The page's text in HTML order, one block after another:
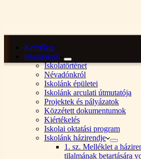
Kezdőlap
Iskolánkról
Iskolatörténet
Névadónkról
Iskolánk épületei
Iskolánk arculati útmutatója
Projektek és pályázatok
Közzétett dokumentumok
Kiértékelés
Iskolai oktatási program
Iskolánk házirendje
1. sz. Melléklet a
tilalmának betartására